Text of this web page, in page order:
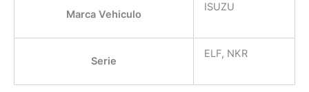
Marca Vehiculo
ISUZU
Serie
ELF, NKR